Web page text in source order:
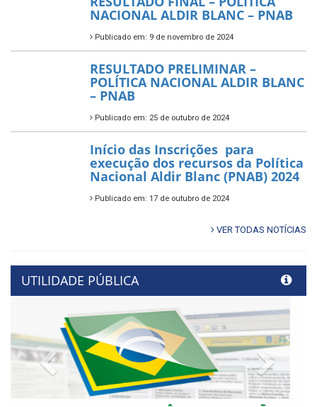
NACIONAL ALDIR BLANC – PNAB
Publicado em: 9 de novembro de 2024
RESULTADO PRELIMINAR –
POLÍTICA NACIONAL ALDIR BLANC
– PNAB
Publicado em: 25 de outubro de 2024
Início das Inscrições para
execução dos recursos da Política
Nacional Aldir Blanc (PNAB) 2024
Publicado em: 17 de outubro de 2024
VER TODAS NOTÍCIAS
UTILIDADE PÚBLICA
Previous